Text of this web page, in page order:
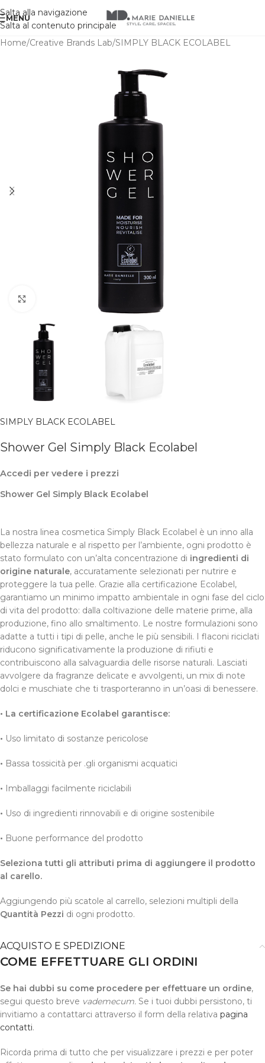
Salta alla navigazione
Salta al contenuto principale
MENU
Home/Creative Brands Lab/SIMPLY BLACK ECOLABEL
SIMPLY BLACK ECOLABEL
Shower Gel Simply Black Ecolabel
Accedi per vedere i prezzi
Shower Gel Simply Black Ecolabel
La nostra linea cosmetica Simply Black Ecolabel è un inno alla
bellezza naturale e al rispetto per l’ambiente, ogni prodotto è
stato formulato con un’alta concentrazione di ingredienti di
origine naturale, accuratamente selezionati per nutrire e
proteggere la tua pelle. Grazie alla certificazione Ecolabel,
garantiamo un minimo impatto ambientale in ogni fase del ciclo
di vita del prodotto: dalla coltivazione delle materie prime, alla
produzione, fino allo smaltimento. Le nostre formulazioni sono
adatte a tutti i tipi di pelle, anche le più sensibili. I flaconi riciclati
riducono significativamente la produzione di rifiuti e
contribuiscono alla salvaguardia delle risorse naturali. Lasciati
avvolgere da fragranze delicate e avvolgenti, un mix di note
dolci e muschiate che ti trasporteranno in un’oasi di benessere.
• La certificazione Ecolabel garantisce:
• Uso limitato di sostanze pericolose
• Bassa tossicità per .gli organismi acquatici
• Imballaggi facilmente riciclabili
• Uso di ingredienti rinnovabili e di origine sostenibile
• Buone performance del prodotto
Seleziona tutti gli attributi prima di aggiungere il prodotto
al carello.
Aggiungendo più scatole al carrello, selezioni multipli della
Quantità Pezzi di ogni prodotto.
ACQUISTO E SPEDIZIONE
COME EFFETTUARE GLI ORDINI
Se hai dubbi su come procedere per effettuare un ordine,
segui questo breve vademecum. Se i tuoi dubbi persistono, ti
invitiamo a contattarci attraverso il form della relativa pagina
contatti.
Ricorda prima di tutto che per visualizzare i prezzi e per poter